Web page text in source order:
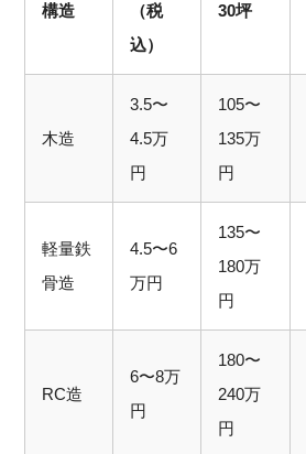
構造
（税
込）
30坪
木造
3.5〜
4.5万
円
105〜
135万
円
軽量鉄
骨造
4.5〜6
万円
135〜
180万
円
RC造
6〜8万
円
180〜
240万
円